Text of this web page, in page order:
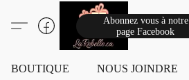
Abonnez vous à notre
page Facebook
BOUTIQUE NOUS JOINDRE